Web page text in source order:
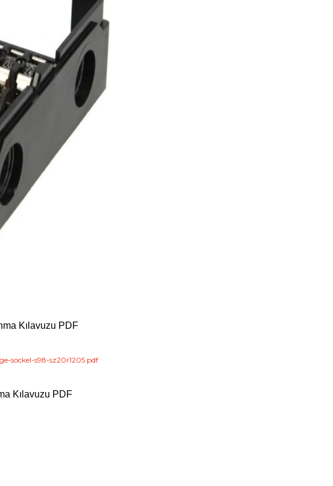
Kılavuzu PDF
sockel-s98-sz20r1205.pdf
Kılavuzu PDF